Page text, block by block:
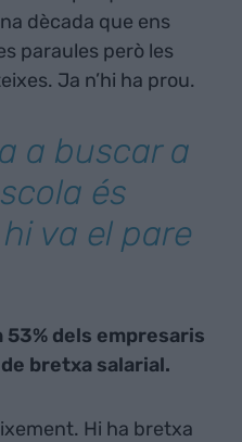
dècada que ens
paraules però les
Ja n’hi ha prou.
a buscar a
és
va el pare
53% dels empresaris
bretxa salarial.
Hi ha bretxa